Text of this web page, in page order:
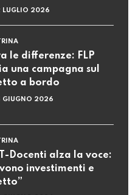
LUGLIO 2026
le differenze: FLP
una campagna sul
a bordo
GIUGNO 2026
Docenti alza la voce:
investimenti e